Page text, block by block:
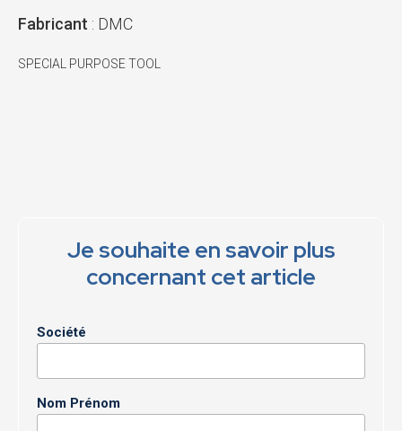
Fabricant : DMC
SPECIAL PURPOSE TOOL
Je souhaite en savoir plus
concernant cet article
Société
Nom Prénom